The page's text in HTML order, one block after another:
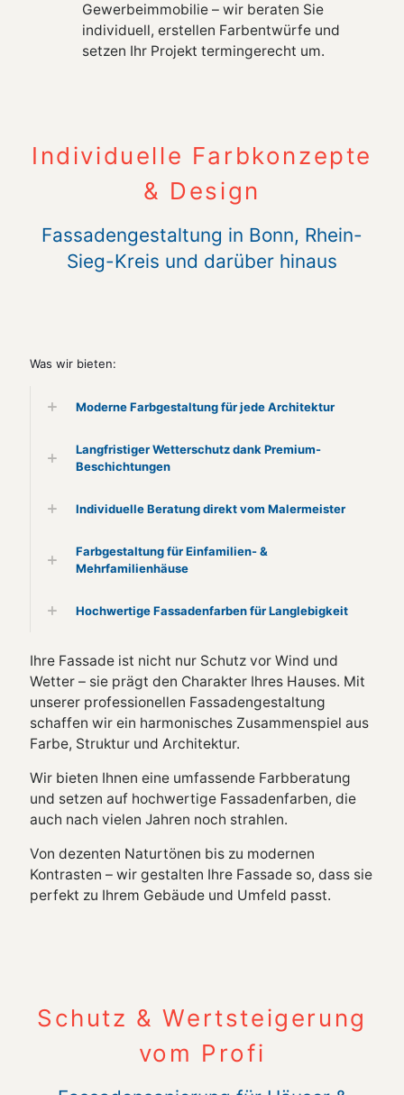
Gewerbeimmobilie – wir beraten Sie
individuell, erstellen Farbentwürfe und
setzen Ihr Projekt termingerecht um.
Individuelle Farbkonzepte
& Design
Fassadengestaltung in Bonn, Rhein-
Sieg-Kreis und darüber hinaus
Ihre Fassade ist nicht nur Schutz vor Wind und
Wetter – sie prägt den Charakter Ihres Hauses. Mit
unserer professionellen Fassadengestaltung
schaffen wir ein harmonisches Zusammenspiel aus
Farbe, Struktur und Architektur.
Wir bieten Ihnen eine umfassende Farbberatung
und setzen auf hochwertige Fassadenfarben, die
auch nach vielen Jahren noch strahlen.
Von dezenten Naturtönen bis zu modernen
Kontrasten – wir gestalten Ihre Fassade so, dass sie
perfekt zu Ihrem Gebäude und Umfeld passt.
Was wir bieten:
Moderne Farbgestaltung für jede Architektur
Langfristiger Wetterschutz dank Premium-
Beschichtungen
Individuelle Beratung direkt vom Malermeister
Farbgestaltung für Einfamilien- &
Mehrfamilienhäuse
Hochwertige Fassadenfarben für Langlebigkeit
Schutz & Wertsteigerung
vom Profi